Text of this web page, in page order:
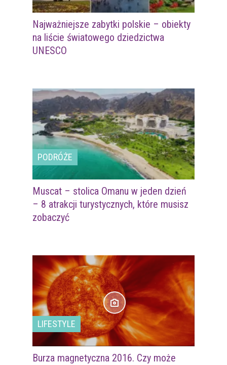
Najważniejsze zabytki polskie – obiekty
na liście światowego dziedzictwa
UNESCO
PODRÓŻE
Muscat – stolica Omanu w jeden dzień
– 8 atrakcji turystycznych, które musisz
zobaczyć
LIFESTYLE
Burza magnetyczna 2016. Czy może